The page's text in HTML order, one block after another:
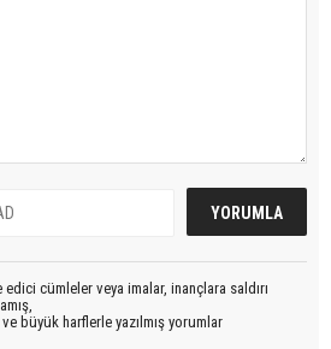
cümleler veya imalar, inançlara saldırı
büyük harflerle yazılmış yorumlar